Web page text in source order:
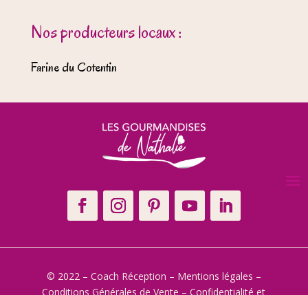
Nos producteurs locaux :
Farine du Cotentin
© 2022 – Coach Réception – Mentions légales –
Conditions Générales de Vente –Confidentialité et